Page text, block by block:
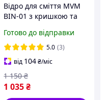
Відро для сміття MVM
BIN-01 з кришкою та
антрацит, пластикове
Готово до відправки
5.0 (3)
від 104₴/міс
1 035₴
1 150 ₴